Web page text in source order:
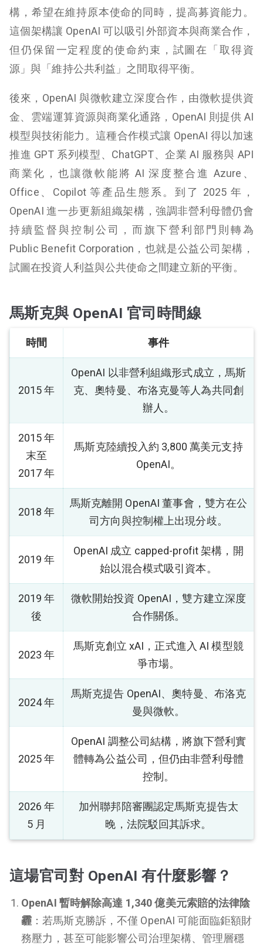
構，希望在維持原本使命的同時，提高募資能力。
這個架構讓 OpenAI 可以吸引外部資本與商業合作，
但仍保留一定程度的使命約束，試圖在「取得資
源」與「維持公共利益」之間取得平衡。
後來，OpenAI 與微軟建立深度合作，由微軟提供資
金、雲端運算資源與商業化通路，OpenAI 則提供 AI
模型與技術能力。這種合作模式讓 OpenAI 得以加速
推進 GPT 系列模型、ChatGPT、企業 AI 服務與 API
商業化，也讓微軟能將 AI 深度整合進 Azure、
Office、Copilot 等產品生態系。到了 2025 年，
OpenAI 進一步更新組織架構，強調非營利母體仍會
持續監督與控制公司，而旗下營利部門則轉為
Public Benefit Corporation，也就是公益公司架構，
試圖在投資人利益與公共使命之間建立新的平衡。
馬斯克與 OpenAI 官司時間線
時間 事件
2015 年
OpenAI 以非營利組織形式成立，馬斯
克、奧特曼、布洛克曼等人為共同創
辦人。
2015 年
末至
2017 年
馬斯克陸續投入約 3,800 萬美元支持
OpenAI。
2018 年
馬斯克離開 OpenAI 董事會，雙方在公
司方向與控制權上出現分歧。
2019 年
OpenAI 成立 capped-profit 架構，開
始以混合模式吸引資本。
2019 年
後
微軟開始投資 OpenAI，雙方建立深度
合作關係。
2023 年
馬斯克創立 xAI，正式進入 AI 模型競
爭市場。
2024 年
馬斯克提告 OpenAI、奧特曼、布洛克
曼與微軟。
2025 年
OpenAI 調整公司結構，將旗下營利實
體轉為公益公司，但仍由非營利母體
控制。
2026 年
5 月
加州聯邦陪審團認定馬斯克提告太
晚，法院駁回其訴求。
這場官司對 OpenAI 有什麼影響？
OpenAI 暫時解除高達 1,340 億美元索賠的法律陰
霾 ：若馬斯克勝訴，不僅 OpenAI 可能面臨鉅額財
務壓力，甚至可能影響公司治理架構、管理層穩